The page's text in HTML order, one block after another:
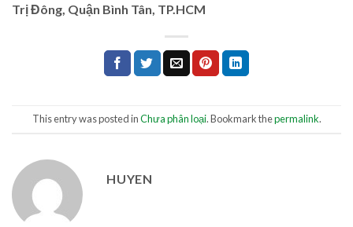
Trị Đông, Quận Bình Tân, TP.HCM
This entry was posted inChưa phân loại. Bookmark thepermalink.
HUYEN